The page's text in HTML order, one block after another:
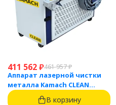
411 562₽461 957₽
Аппарат лазерной чистки
металла Kamach CLEAN
1500BW
В корзину